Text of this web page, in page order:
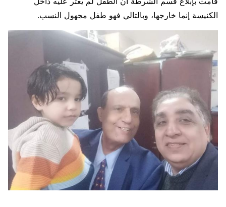
الكنيسة إنما خارجها، وبالتالي فهو طفل مجهول النسب.